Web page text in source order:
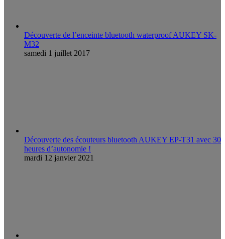
Découverte de l’enceinte bluetooth waterproof AUKEY SK-
M32
samedi 1 juillet 2017
Découverte des écouteurs bluetooth AUKEY EP-T31 avec 30
heures d’autonomie !
mardi 12 janvier 2021